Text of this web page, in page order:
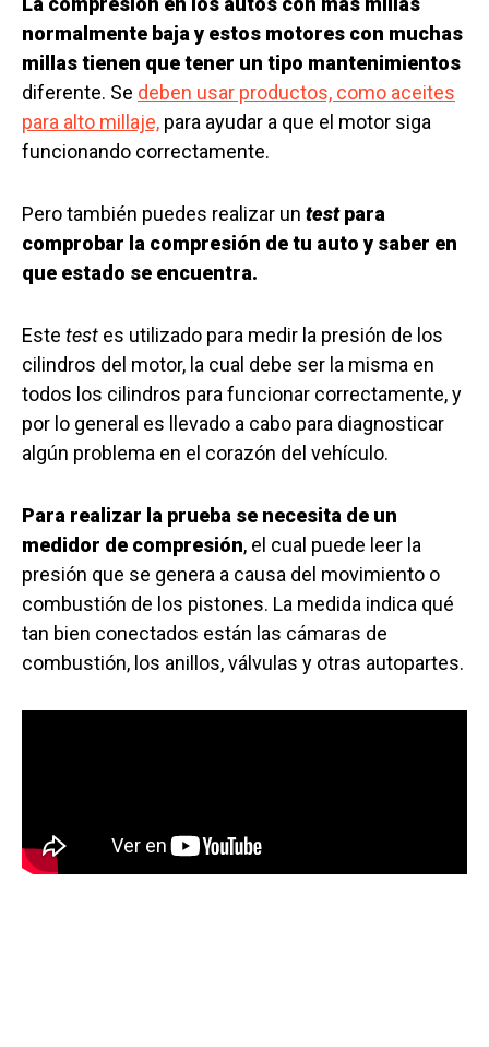
normalmente baja y estos motores con muchas
millas tienen que tener un tipo mantenimientos
diferente. Se deben usar productos, como aceites
para alto millaje, para ayudar a que el motor siga
funcionando correctamente.
Pero también puedes realizar un testpara
comprobar la compresión de tu auto y saber en
que estado se encuentra.
Este test es utilizado para medir la presión de los
cilindros del motor, la cual debe ser la misma en
todos los cilindros para funcionar correctamente, y
por lo general es llevado a cabo para diagnosticar
algún problema en el corazón del vehículo.
Para realizar la prueba se necesita de un
medidor de compresión, el cual puede leer la
presión que se genera a causa del movimiento o
combustión de los pistones. La medida indica qué
tan bien conectados están las cámaras de
combustión, los anillos, válvulas y otras autopartes.